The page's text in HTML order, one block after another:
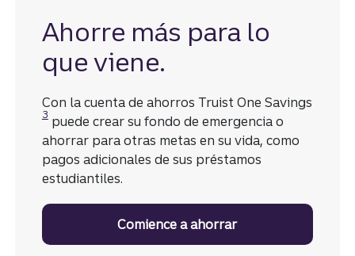
Ahorre más para lo
que viene.
Con la cuenta de ahorros Truist One Savings
3puede crear su fondo de emergencia o
ahorrar para otras metas en su vida, como
pagos adicionales de sus préstamos
estudiantiles.
Comience a ahorrarpara el futuro.